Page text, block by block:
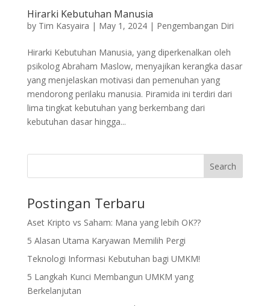
Hirarki Kebutuhan Manusia
by Tim Kasyaira | May 1, 2024| Pengembangan Diri
Hirarki Kebutuhan Manusia, yang diperkenalkan oleh
psikolog Abraham Maslow, menyajikan kerangka dasar
yang menjelaskan motivasi dan pemenuhan yang
mendorong perilaku manusia. Piramida ini terdiri dari
lima tingkat kebutuhan yang berkembang dari
kebutuhan dasar hingga...
Search
Postingan Terbaru
Aset Kripto vs Saham: Mana yang lebih OK??
5 Alasan Utama Karyawan Memilih Pergi
Teknologi Informasi Kebutuhan bagi UMKM!
5 Langkah Kunci Membangun UMKM yang
Berkelanjutan